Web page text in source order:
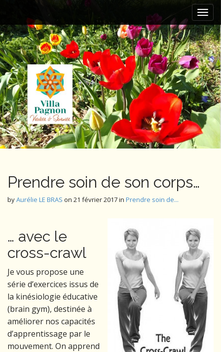
i
n
m
e
n
u
i
p
t
o
c
o
n
t
e
n
t
Prendre soin de son corps…
byAurélie LE BRAS on 21 février 2017in Prendre soin de...
… avec le
cross-crawl
Je vous propose une
série d’exercices issus de
la kinésiologie éducative
(brain gym), destinée à
améliorer nos capacités
d’apprentissage par le
mouvement. On apprend